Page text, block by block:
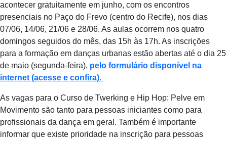
acontecer gratuitamente em junho, com os encontros
presenciais no Paço do Frevo (centro do Recife), nos dias
07/06, 14/06, 21/06 e 28/06. As aulas ocorrem nos quatro
domingos seguidos do mês, das 15h às 17h. As inscrições
para a formação em danças urbanas estão abertas até o dia 25
de maio (segunda-feira), pelo formulário disponível na
internet (acesse e confira).
As vagas para o Curso de Twerking e Hip Hop: Pelve em
Movimento são tanto para pessoas iniciantes como para
profissionais da dança em geral. Também é importante
informar que existe prioridade na inscrição para pessoas